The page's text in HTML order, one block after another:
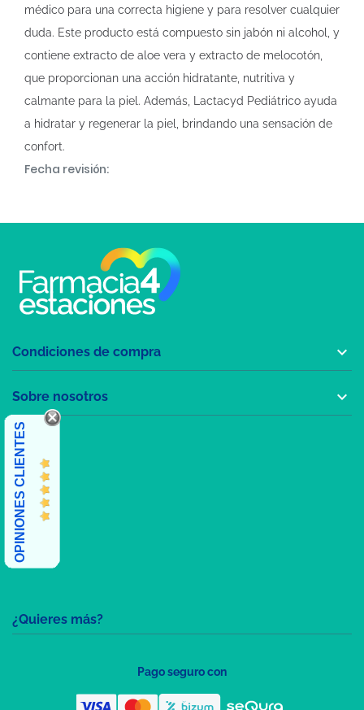
médico para una correcta higiene y para resolver cualquier
duda. Este producto está compuesto sin jabón ni alcohol, y
contiene extracto de aloe vera y extracto de melocotón,
que proporcionan una acción hidratante, nutritiva y
calmante para la piel. Además, Lactacyd Pediátrico ayuda
a hidratar y regenerar la piel, brindando una sensación de
confort.
Fecha revisión:
¿Quieres más?
Condiciones de compra 
Sobre nosotros 
OPINIONES CLIENTES
Pago seguro con